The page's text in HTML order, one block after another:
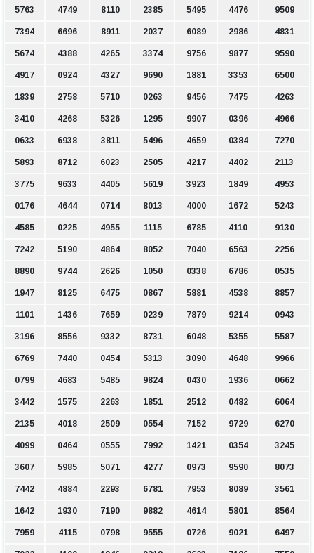
5763 4749 8110 2385 5495 4476 9509
7394 6696 8911 2037 6089 2986 4831
5674 4388 4265 3374 9756 9877 9590
4917 0924 4327 9690 1881 3353 6500
1839 2758 5710 0263 9456 7475 4263
3410 4268 5326 1295 9907 0396 4966
0633 6938 3811 5496 4659 0384 7270
5893 8712 6023 2505 4217 4402 2113
3775 9633 4405 5619 3923 1849 4953
0176 4644 0714 8013 4000 1672 5243
4585 0225 4955 1115 6785 4110 9130
7242 5190 4864 8052 7040 6563 2256
8890 9744 2626 1050 0338 6786 0535
1947 8125 6475 0867 5881 4538 8857
1101 1436 7659 0239 7879 9214 0943
3196 8556 9332 8731 6048 5355 5587
6769 7440 0454 5313 3090 4648 9966
0799 4683 5485 9824 0430 1936 0662
3442 1575 2263 1851 2512 0482 6064
2135 4018 2509 0554 7152 9729 6270
4099 0464 0555 7992 1421 0354 3245
3607 5985 5071 4277 0973 9590 8073
7442 4884 2293 6781 7953 8089 3561
1642 1930 7190 9882 4614 5801 8564
7959 4115 0798 9555 0726 9021 6497